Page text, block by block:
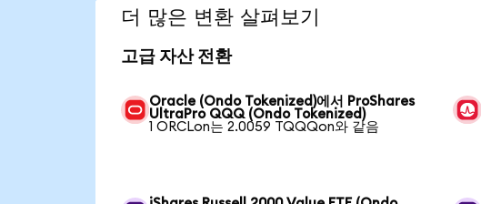
더 많은 변환 살펴보기
고급 자산 전환
Oracle (Ondo Tokenized)에서 ProShares
UltraPro QQQ (Ondo Tokenized)
1 ORCLon는 2.0059 TQQQon와 같음